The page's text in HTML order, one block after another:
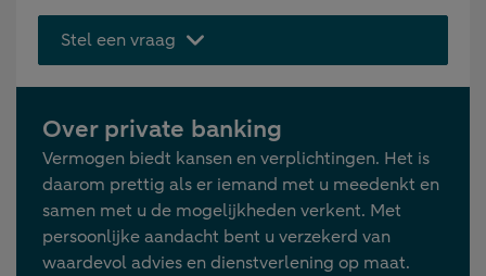
Stel een vraag
Over private banking
Vermogen biedt kansen en verplichtingen. Het is
daarom prettig als er iemand met u meedenkt en
samen met u de mogelijkheden verkent. Met
persoonlijke aandacht bent u verzekerd van
waardevol advies en dienstverlening op maat.